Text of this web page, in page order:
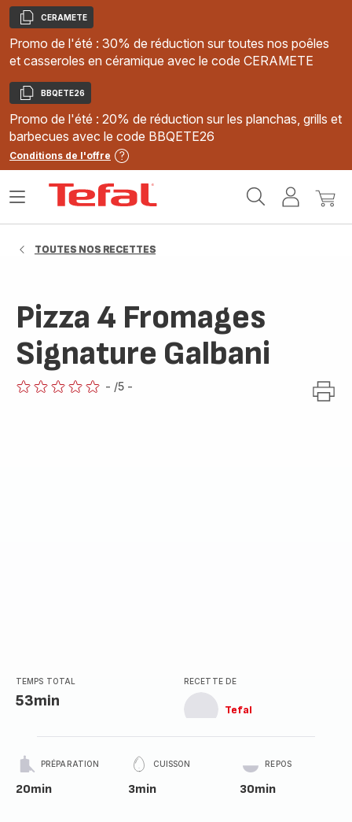
Copier
CERAMETE
Promo de l'été : 30% de réduction sur toutes nos poêles
et casseroles en céramique avec le code CERAMETE
Copier
BBQETE26
Promo de l'été : 20% de réduction sur les planchas, grills et
barbecues avec le code BBQETE26
Conditions de l'offre
MonMon
Ouvrir
TOUTES NOS RECETTES
Pizza 4 Fromages
Signature Galbani
- /5 -
TEMPS TOTAL
53min
RECETTE DE
Tefal
PRÉPARATION
20min
CUISSON
3min
REPOS
30min